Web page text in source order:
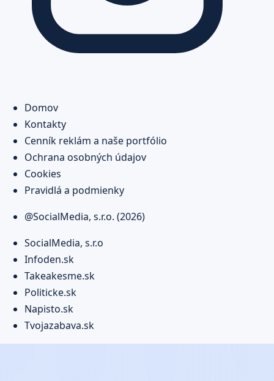
Domov
Kontakty
Cenník reklám a naše portfólio
Ochrana osobných údajov
Cookies
Pravidlá a podmienky
@SocialMedia, s.r.o. (2026)
SocialMedia, s.r.o
Infoden.sk
Takeakesme.sk
Politicke.sk
Napisto.sk
Tvojazabava.sk